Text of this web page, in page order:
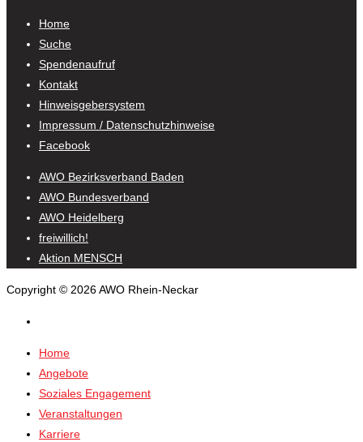
Home
Suche
Spendenaufruf
Kontakt
Hinweisgebersystem
Impressum / Datenschutzhinweise
Facebook
AWO Bezirksverband Baden
AWO Bundesverband
AWO Heidelberg
freiwillich!
Aktion MENSCH
Copyright © 2026 AWO Rhein-Neckar
Home
Angebote
Soziales Engagement
Veranstaltungen
Karriere